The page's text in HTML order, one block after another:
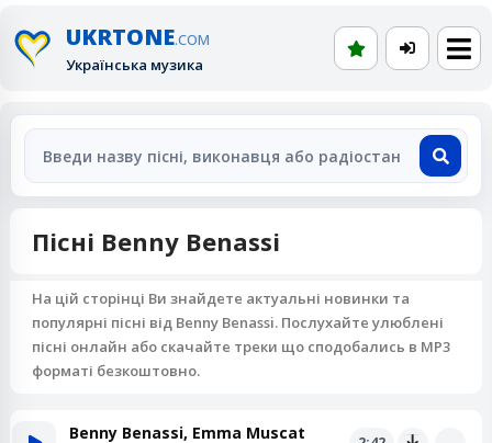
UKRTONE.COM
Українська музика
Пісні Benny Benassi
На цій сторінці Ви знайдете актуальні новинки та
популярні пісні від Benny Benassi. Послухайте улюблені
пісні онлайн або скачайте треки що сподобались в MP3
форматі безкоштовно.
Benny Benassi, Emma Muscat